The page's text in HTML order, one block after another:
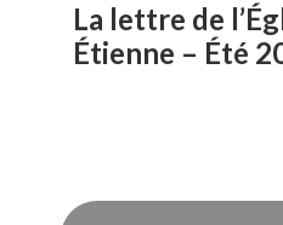
La lettre de
Étienne – Été